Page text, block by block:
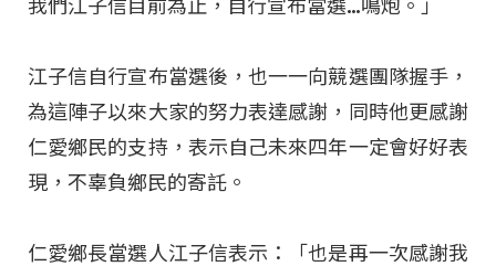
我們江子信目前為止，自行宣布當選…鳴炮。」
江子信自行宣布當選後，也一一向競選團隊握手，
為這陣子以來大家的努力表達感謝，同時他更感謝
仁愛鄉民的支持，表示自己未來四年一定會好好表
現，不辜負鄉民的寄託。
仁愛鄉長當選人江子信表示：「也是再一次感謝我